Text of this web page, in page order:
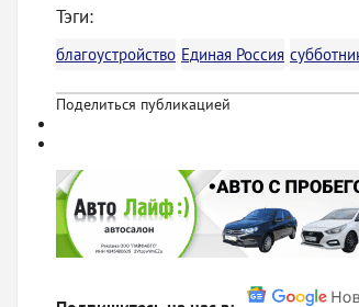
Тэги:
благоустройство Единая Россия
Поделиться публикацией